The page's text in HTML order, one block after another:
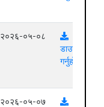
२०२६-०५-०८
डाउनलोड
गर्नुहोस्
२०२६-०५-०७